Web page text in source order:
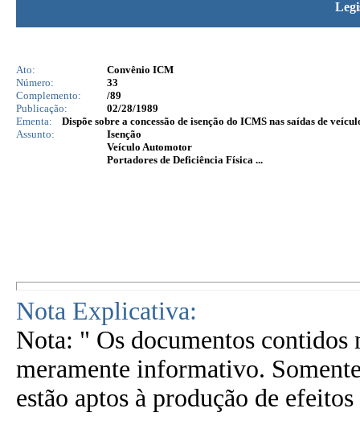
Ato:
Convênio ICM
Número:
33
Complemento:
/89
Publicação:
02/28/1989
Ementa:
Dispõe sobre a concessão de isenção do ICMS nas saídas de
Assunto:
Isenção
Veículo Automotor
Portadores de Deficiência Física ...
Nota Explicativa:
Nota: " Os documentos contidos
meramente informativo.
estão aptos à produção de